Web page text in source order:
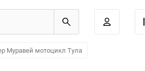
Муравей мотоцикл Тула